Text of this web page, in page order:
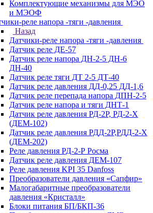
Комплектующие механизмы для МЭО
и МЭОФ
реле напора -тяги -давления
Назад
Датчики-реле напора -тяги -давления
Датчик реле ДЕ-57
Датчик реле напора ДН-2-5 ДН-6
ДН-40
Датчик реле тяги ДТ 2-5 ДТ-40
Датчик реле давления ДД-0,25 ДД-1,6
Датчик реле перепада напора ДПН-2-5
Датчик реле напора и тяги ДНТ-1
Датчик реле давления РД-2Р, РД-2-Х
(ДЕМ-102)
Датчик реле давления РДД-2Р,РДД-2-Х
(ДЕМ-202)
Реле давления РД-2-Р Росма
Датчик реле давления ДЕМ-107
Реле давления KPI 35 Danfoss
Преобразователи давления «Сапфир»
Малогабаритные преобразователи
давления «Кристалл»
Блоки питания БП/БКП-36